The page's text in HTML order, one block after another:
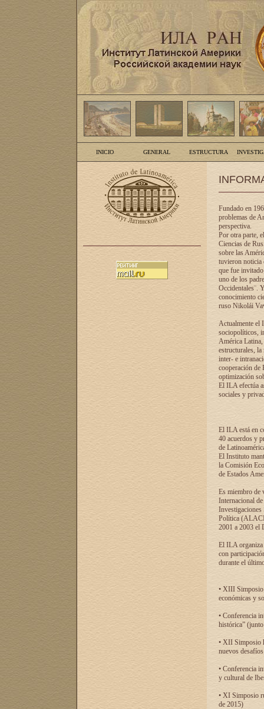
INICIO GENERAL ESTRUCTURA
Fundado en
problemas de
perspectiva.
Por otra parte,
Ciencias de
sobre las
tuvieron noticia
que fue
uno de los
Occidentales¨.
conocimiento
ruso Nikolái
Actualmente el
sociopolíticos,
América Latina,
estructurales,
inter- e
cooperación de
optimización
El ILA efectúa
sociales y
El ILA está en
40 acuerdos y
de
El Instituto
la Comisión
de Estados
Es miembro de
Internacional
Investigaciones
Política
2001 a 2003 el
El ILA organiza
con
durante el
• XIII Simposio
económicas y
• Conferencia
histórica”
• XII Simposio
nuevos
• Conferencia
y cultural de
• XI Simposio
de 2015)